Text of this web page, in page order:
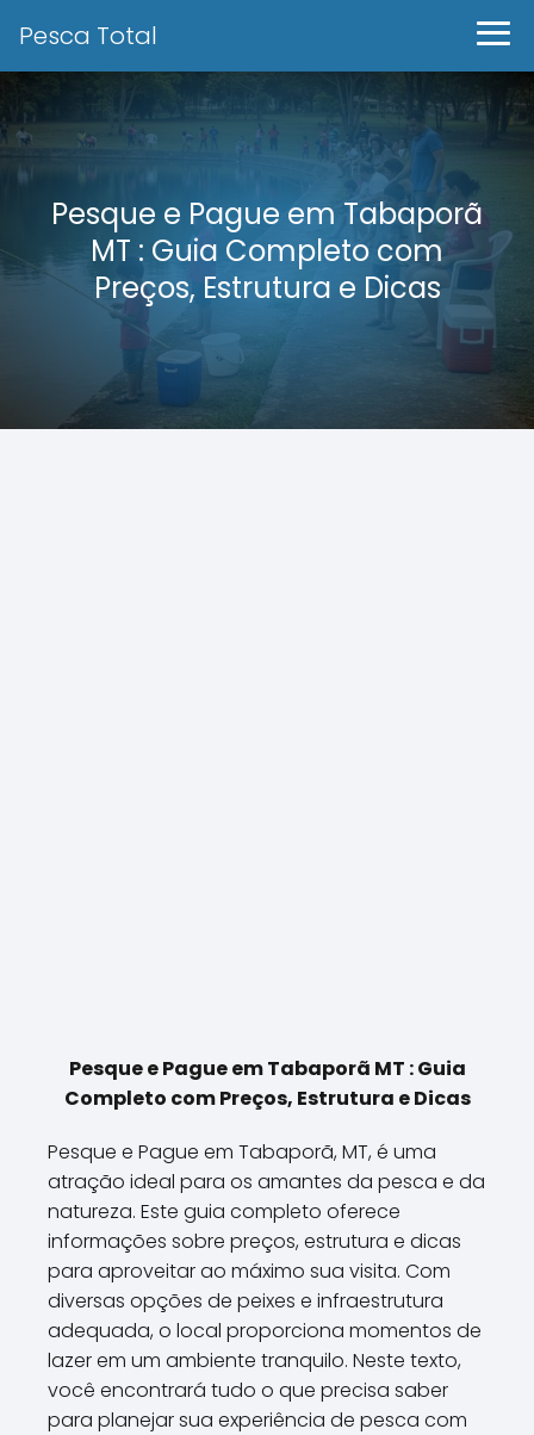
Pesca Total
Pesque e Pague em Tabaporã
MT : Guia Completo com
Preços, Estrutura e Dicas
Pesque e Pague em Tabaporã MT : Guia
Completo com Preços, Estrutura e Dicas
Pesque e Pague em Tabaporã, MT, é uma
atração ideal para os amantes da pesca e da
natureza. Este guia completo oferece
informações sobre preços, estrutura e dicas
para aproveitar ao máximo sua visita. Com
diversas opções de peixes e infraestrutura
adequada, o local proporciona momentos de
lazer em um ambiente tranquilo. Neste texto,
você encontrará tudo o que precisa saber
para planejar sua experiência de pesca com